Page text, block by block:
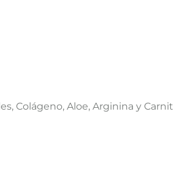
Colágeno, Aloe, Arginina y